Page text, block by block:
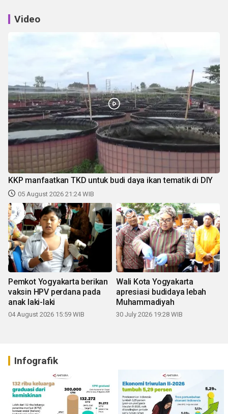
Video
KKP manfaatkan TKD untuk budi daya ikan tematik di DIY
05 August 2026 21:24 WIB
Pemkot Yogyakarta berikan
vaksin HPV perdana pada
anak laki-laki
04 August 2026 15:59 WIB
Wali Kota Yogyakarta
apresiasi budidaya lebah
Muhammadiyah
30 July 2026 19:28 WIB
Infografik